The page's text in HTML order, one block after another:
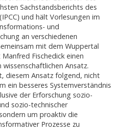
Sachstandsberichts des
und hält Vorlesungen im
und
an verschiedenen
mit dem Wuppertal
Fischedick einen
Ansatz.
diesem Ansatz folgend, nicht
ein besseres Systemverständnis
der Erforschung sozio-
sozio-technischer
um proaktiv die
Prozesse zu